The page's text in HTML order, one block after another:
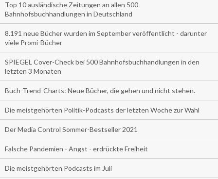
Top 10 ausländische Zeitungen an allen 500
Bahnhofsbuchhandlungen in Deutschland
8.191 neue Bücher wurden im September veröffentlicht - darunter
viele Promi-Bücher
SPIEGEL Cover-Check bei 500 Bahnhofsbuchhandlungen in den
letzten 3 Monaten
Buch-Trend-Charts: Neue Bücher, die gehen und nicht stehen.
Die meistgehörten Politik-Podcasts der letzten Woche zur Wahl
Der Media Control Sommer-Bestseller 2021
Falsche Pandemien - Angst - erdrückte Freiheit
Die meistgehörten Podcasts im Juli